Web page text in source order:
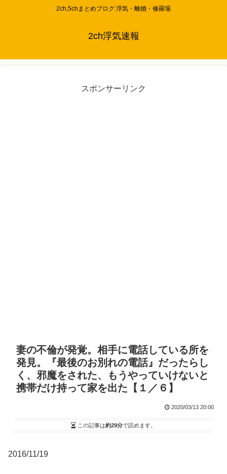
2ch,5chまとめブログ 浮気・離婚・修羅場
2ch浮気速報
スポンサーリンク
妻の不倫が発覚。相手に電話している所を
発見。『最後のお別れの電話』だったらし
く、邪魔をされた、もうやっていけないと
携帯だけ持って家を出た【１／６】
2020/03/13 20:00
この記事は約29分で読めます。
2016/11/19